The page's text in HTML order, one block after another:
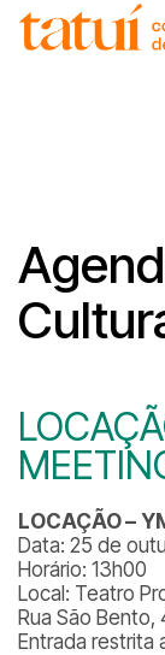
LOCAÇÃO –
Data: 25 de
Horário: 13h00
Local: Teatro
Rua São Bento,
Entrada restrita